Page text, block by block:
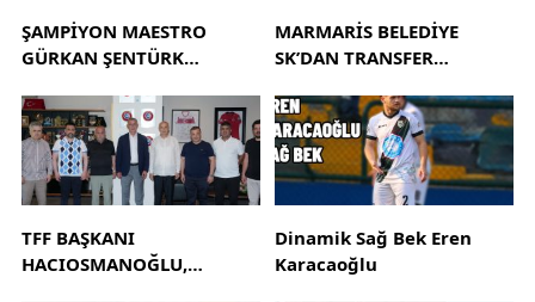
ŞAMPİYON MAESTRO
GÜRKAN ŞENTÜRK
DEĞERLENDİRİYOR!
MARMARİS BELEDİYE
SK’DAN TRANSFER
TFF BAŞKANI
HACIOSMANOĞLU,
Dinamik Sağ Bek Eren
Karacaoğlu